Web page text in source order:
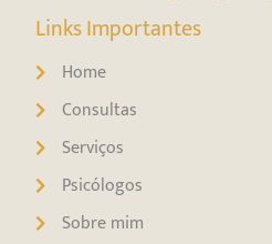
Links Importantes
Home
Consultas
Serviços
Psicólogos
Sobre mim